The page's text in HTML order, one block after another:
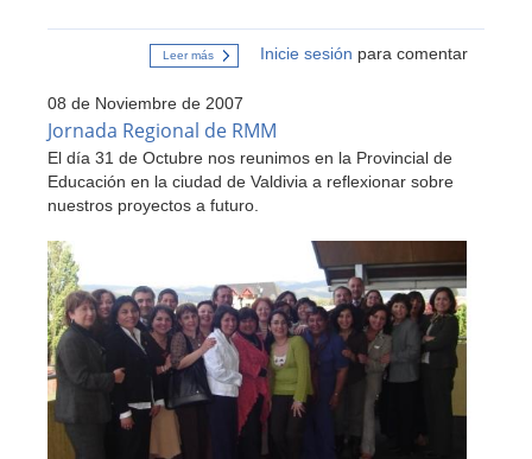
Leer más sobre
Cuento
y
las
piedras
mágicas
Inicie sesión para comentar
08 de Noviembre de 2007
Jornada Regional de RMM
El día 31 de Octubre nos reunimos en la Provincial de
Educación en la ciudad de Valdivia a reflexionar sobre
nuestros proyectos a futuro.